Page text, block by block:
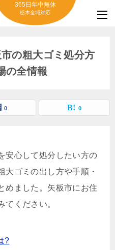
365日年中無休
栃木全域対応
市の粗大ゴミ処分方
の全情報
0 0
安心して処分したい方の
大ゴミの出し方や手順・
めました。矢板市にお住
てください。
?